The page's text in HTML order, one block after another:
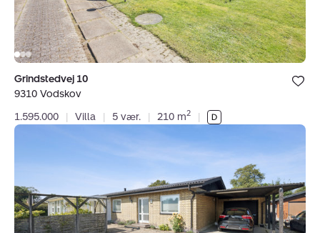
Bolig er
under dine
Grindstedvej 10
9310 Vodskov
1.595.000
| Villa | 5 vær. | 210 m2 |
9382
Tylstrup